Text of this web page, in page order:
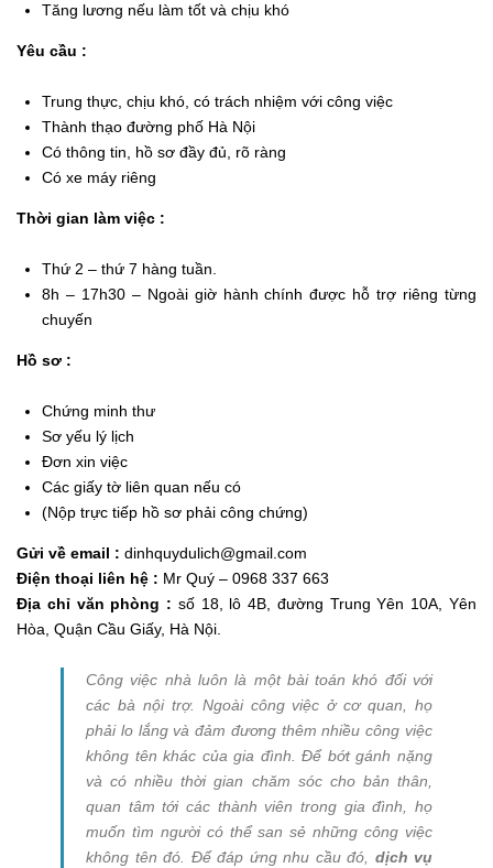
Tăng lương nếu làm tốt và chịu khó
Yêu cầu :
Trung thực, chịu khó, có trách nhiệm với công việc
Thành thạo đường phố Hà Nội
Có thông tin, hồ sơ đầy đủ, rõ ràng
Có xe máy riêng
Thời gian làm việc :
Thứ 2 – thứ 7 hàng tuần.
8h – 17h30 – Ngoài giờ hành chính được hỗ trợ riêng từng
chuyến
Hồ sơ :
Chứng minh thư
Sơ yếu lý lịch
Đơn xin việc
Các giấy tờ liên quan nếu có
(Nộp trực tiếp hồ sơ phải công chứng)
Gửi về email : dinhquydulich@gmail.com
Điện thoại liên hệ : Mr Quý – 0968 337 663
Địa chỉ văn phòng : số 18, lô 4B, đường Trung Yên 10A, Yên
Hòa, Quận Cầu Giấy, Hà Nội.
Công việc nhà luôn là một bài toán khó đối với
các bà nội trợ. Ngoài công việc ở cơ quan, họ
phải lo lắng và đảm đương thêm nhiều công việc
không tên khác của gia đình. Để bớt gánh nặng
và có nhiều thời gian chăm sóc cho bản thân,
quan tâm tới các thành viên trong gia đình, họ
muốn tìm người có thể san sẻ những công việc
không tên đó. Để đáp ứng nhu cầu đó, dịch vụ